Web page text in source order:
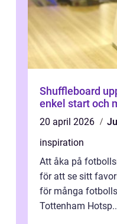
Shuffleboard uppsala
enkel start och
20 april 2026
inspiration
Att åka på
för att se sitt
för många
Tottenham